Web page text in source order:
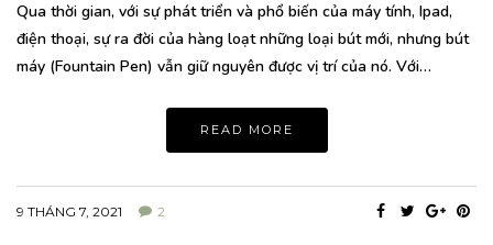
Qua thời gian, với sự phát triển và phổ biến của máy tính, Ipad,
điện thoại, sự ra đời của hàng loạt những loại bút mới, nhưng bút
máy (Fountain Pen) vẫn giữ nguyên được vị trí của nó. Với…
READ MORE
9 THÁNG 7, 2021 2